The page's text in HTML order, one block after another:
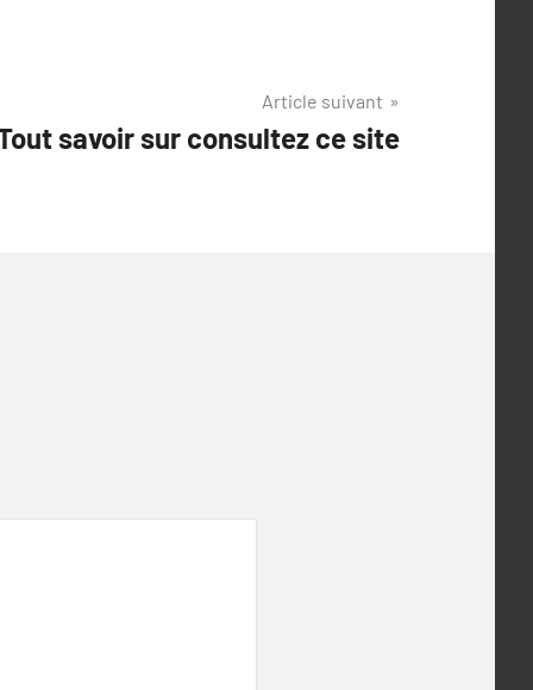
Article suivant
savoir sur consultez ce site